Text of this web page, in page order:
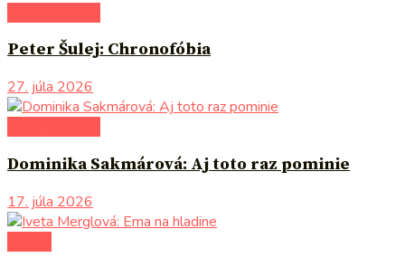
Peter Šulej: Chronofóbia
27. júla 2026
Dominika Sakmárová: Aj toto raz pominie
17. júla 2026